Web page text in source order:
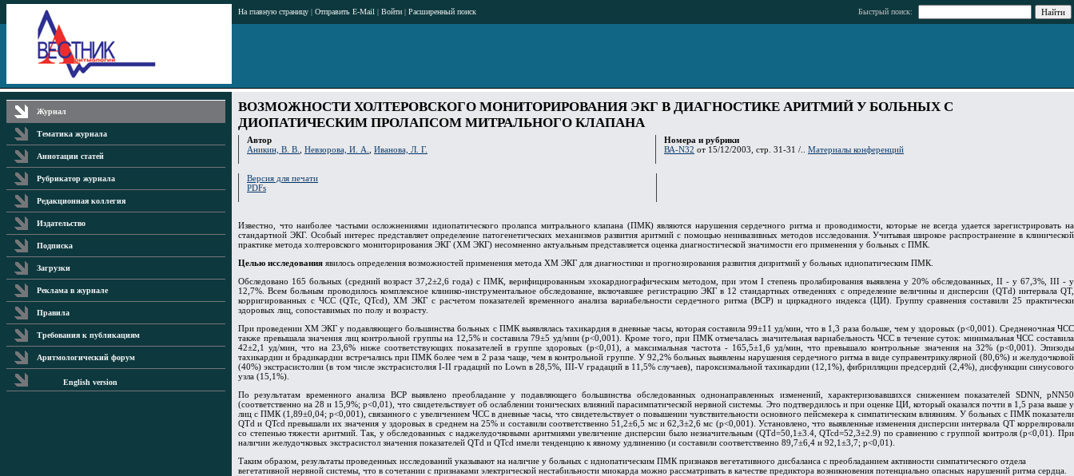
На главную страницу | Отправить E-Mail | Войти | Расширенный поиск Быстрый поиск:
Журнал
Тематика журнала
Аннотации статей
Рубрикатор журнала
Редакционная коллегия
Издательство
Подписка
Загрузки
Реклама в журнале
Правила
Требования к публикациям
Аритмологический форум
English version
ВОЗМОЖНОСТИ ХОЛТЕРОВСКОГО МОНИТОРИРОВАНИЯ ЭКГ В ДИАГНОСТИКЕ АРИТМИЙ У БОЛЬНЫХ С
ДИОПАТИЧЕСКИМ ПРОЛАПСОМ МИТРАЛЬНОГО КЛАПАНА
Автор
Аникин, В. В.
Невзорова, И. А. Иванова, Л. Г.
Номера и рубрики
ВА-N32 от 15/12/2003, стр. 31-31 /.. Материалы конференций
Версия для печати
PDFs
Известно, что наиболее частыми осложнениями идиопатического пролапса митрального клапана (ПМК) являются нарушения сердечного ритма и проводимости, которые не всегда удается зарегистрировать на
стандартной ЭКГ. Особый интерес представляет определение патогенетических механизмов развития аритмий с помощью неинвазивных методов исследования. Учитывая широкое распространение в клинической
практике метода холтеровского мониторирования ЭКГ (ХМ ЭКГ) несомненно актуальным представляется оценка диагностической значимости его применения у больных с ПМК.
Целью исследования явилось определения возможностей применения метода ХМ ЭКГ для диагностики и прогнозирования развития дизритмий у больных идиопатическим ПМК.
Обследовано 165 больных (средний возраст 37,2±2,6 года) с ПМК, верифицированным эхокардиографическим методом, при этом I степень пролабирования выявлена у 20% обследованных, II - у 67,3%, III - у
12,7%. Всем больным проводилось комплексное клинико-инструментальное обследование, включавшее регистрацию ЭКГ в 12 стандартных отведениях с определение величины и дисперсии (QTd) интервала QT,
корригированных с ЧСС (QTc, QTcd), ХМ ЭКГ с расчетом показателей временного анализа вариабельности сердечного ритма (ВСР) и циркадного индекса (ЦИ). Группу сравнения составили 25 практически
здоровых лиц, сопоставимых по полу и возрасту.
При проведении ХМ ЭКГ у подавляющего большинства больных с ПМК выявлялась тахикардия в дневные часы, которая составила 99±11 уд/мин, что в 1,3 раза больше, чем у здоровых (р<0,001). Средненочная ЧСС
также превышала значения лиц контрольной группы на 12,5% и составила 79±5 уд/мин (р<0,001). Кроме того, при ПМК отмечалась значительная вариабельность ЧСС в течение суток: минимальная ЧСС составила
42±2,1 уд/мин, что на 23,6% ниже соответствующих показателей в группе здоровых (р<0,01), а максимальная частота - 165,5±1,6 уд/мин, что превышало контрольные значения на 32% (p<0,001). Эпизоды
тахикардии и брадикардии встречались при ПМК более чем в 2 раза чаще, чем в контрольной группе. У 92,2% больных выявлены нарушения сердечного ритма в виде суправентрикулярной (80,6%) и желудочковой
(40%) экстрасистолии (в том числе экстрасистолия I-II градаций по Lown в 28,5%, III-V градаций в 11,5% случаев), пароксизмальной тахикардии (12,1%), фибрилляции предсердий (2,4%), дисфункции синусового
узла (15,1%).
По результатам временного анализа ВСР выявлено преобладание у подавляющего большинства обследованных однонаправленных изменений, характеризовавшихся снижением показателей SDNN, pNN50
(соответственно на 28 и 15,9%; p<0,01), что свидетельствует об ослаблении тонических влияний парасимпатической нервной системы. Это подтвердилось и при оценке ЦИ, который оказался почти в 1,5 раза выше у
лиц с ПМК (1,89±0,04; р<0,001), связанного с увеличением ЧСС в дневные часы, что свидетельствует о повышении чувствительности основного пейсмекера к симпатическим влияниям. У больных с ПМК показатели
QTd и QTcd превышали их значения у здоровых в среднем на 25% и составили соответственно 51,2±6,5 мс и 62,3±2,6 мс (p<0,001). Установлено, что выявленные изменения дисперсии интервала QT коррелировали
со степенью тяжести аритмий. Так, у обследованных с наджелудочковыми аритмиями увеличение дисперсии было незначительным (QTd=50,1±3.4, QTcd=52,3±2.9) по сравнению с группой контроля (p<0,01). При
наличии желудочковых экстрасистол значения показателей QTd и QTcd имели тенденцию к явному удлинению (и составили соответственно 89,7±6,4 и 92,1±3,7; p<0,01).
Таким образом, результаты проведенных исследований указывают на наличие у больных с идиопатическим ПМК признаков вегетативного дисбаланса с преобладанием активности симпатического отдела
вегетативной нервной системы, что в сочетании с признаками электрической нестабильности миокарда можно рассматривать в качестве предиктора возникновения потенциально опасных нарушений ритма сердца.